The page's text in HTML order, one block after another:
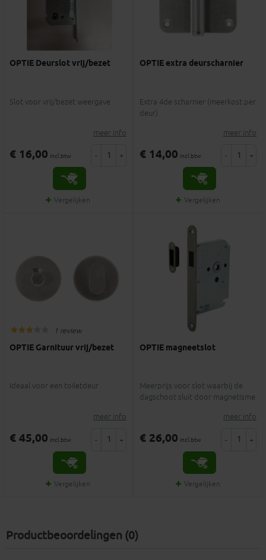
OPTIE Deurslot vrij/bezet
Slot voor vrij/bezet weergave
meer info
€ 16,00 incl.btw - +
Vergelijken
OPTIE extra deurscharnier
Extra 4de scharnier (meerkost per
deur)
meer info
€ 14,00 incl.btw - +
Vergelijken
1 review
OPTIE Garnituur vrij/bezet
Ideaal voor een toiletdeur
meer info
€ 45,00 incl.btw - +
Vergelijken
OPTIE magneetslot
Meerprijs voor slot waarbij de
dagschoot sluit door magnetisme
meer info
€ 26,00 incl.btw - +
Vergelijken
Productbeoordelingen (0)